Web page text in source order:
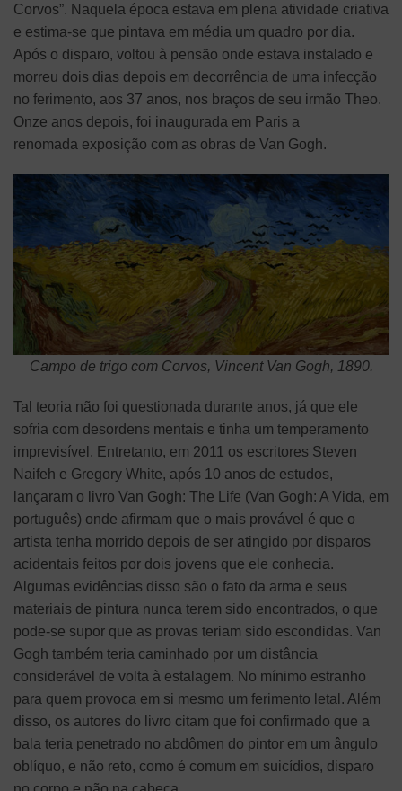
Corvos”. Naquela época estava em plena atividade criativa
e estima-se que pintava em média um quadro por dia.
Após o disparo, voltou à pensão onde estava instalado e
morreu dois dias depois em decorrência de uma infecção
no ferimento, aos 37 anos, nos braços de seu irmão Theo.
Onze anos depois, foi inaugurada em Paris a
renomada exposição com as obras de Van Gogh.
Campo de trigo com Corvos, Vincent Van Gogh, 1890.
Tal teoria não foi questionada durante anos, já que ele
sofria com desordens mentais e tinha um temperamento
imprevisível. Entretanto, em 2011 os escritores Steven
Naifeh e Gregory White, após 10 anos de estudos,
lançaram o livro Van Gogh: The Life (Van Gogh: A Vida, em
português) onde afirmam que o mais provável é que o
artista tenha morrido depois de ser atingido por disparos
acidentais feitos por dois jovens que ele conhecia.
Algumas evidências disso são o fato da arma e seus
materiais de pintura nunca terem sido encontrados, o que
pode-se supor que as provas teriam sido escondidas. Van
Gogh também teria caminhado por um distância
considerável de volta à estalagem. No mínimo estranho
para quem provoca em si mesmo um ferimento letal. Além
disso, os autores do livro citam que foi confirmado que a
bala teria penetrado no abdômen do pintor em um ângulo
oblíquo, e não reto, como é comum em suicídios, disparo